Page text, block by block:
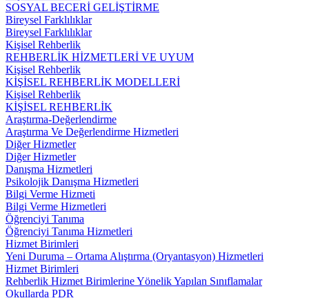
SOSYAL BECERİ GELİŞTİRME
Bireysel Farklılıklar
Bireysel Farklılıklar
Kişisel Rehberlik
REHBERLİK HİZMETLERİ VE UYUM
Kişisel Rehberlik
KİŞİSEL REHBERLİK MODELLERİ
Kişisel Rehberlik
KİŞİSEL REHBERLİK
Araştırma-Değerlendirme
Araştırma Ve Değerlendirme Hizmetleri
Diğer Hizmetler
Diğer Hizmetler
Danışma Hizmetleri
Psikolojik Danışma Hizmetleri
Bilgi Verme Hizmeti
Bilgi Verme Hizmetleri
Öğrenciyi Tanıma
Öğrenciyi Tanıma Hizmetleri
Hizmet Birimleri
Yeni Duruma – Ortama Alıştırma (Oryantasyon) Hizmetleri
Hizmet Birimleri
Rehberlik Hizmet Birimlerine Yönelik Yapılan Sınıflamalar
Okullarda PDR